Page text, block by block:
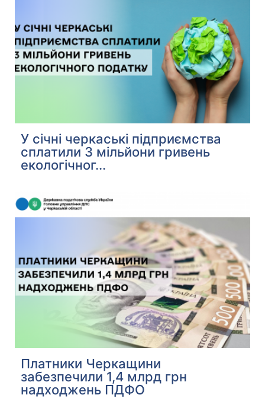
У січні черкаські підприємства
сплатили 3 мільйони гривень
екологічног...
Платники Черкащини
забезпечили 1,4 млрд грн
надходжень ПДФО